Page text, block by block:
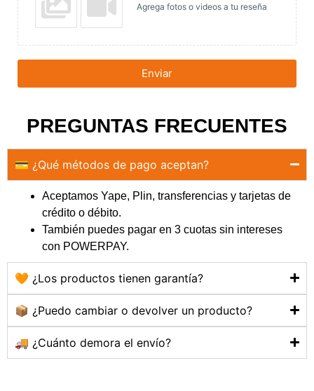
Agrega fotos o videos a tu reseña
Enviar
PREGUNTAS FRECUENTES
💳 ¿Qué métodos de pago aceptan?
Aceptamos Yape, Plin, transferencias y tarjetas de
crédito o débito.
También puedes pagar en 3 cuotas sin intereses
con POWERPAY.
🧡 ¿Los productos tienen garantía?
📦 ¿Puedo cambiar o devolver un producto?
🚚 ¿Cuánto demora el envío?